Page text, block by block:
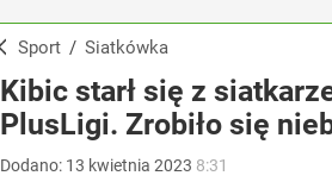
Sport / Siatkówka
Kibic starł się z
PlusLigi. Zrobiło się
Dodano: 13 kwietnia 2023 8:31